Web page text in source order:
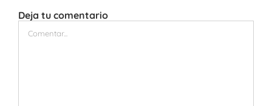
Deja tu comentario
Comentar